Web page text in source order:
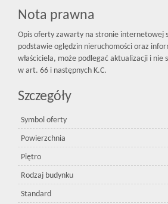
Nota prawna
Opis oferty zawarty na stronie internetowej
podstawie oględzin nieruchomości oraz
właściciela, może podlegać aktualizacji i
w art. 66 i następnych K.C.
Szczegóły
Symbol oferty
Powierzchnia
Piętro
Rodzaj budynku
Standard